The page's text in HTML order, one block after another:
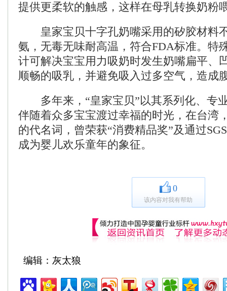
提供更柔软的触感，这样在母乳转换奶粉
皇家宝贝十字孔奶嘴采用的矽胶材料
氨，无毒无味耐高温，符合FDA标准。特
计可解决宝宝用力吸奶时发生奶嘴扁平、
顺畅的吸乳，并避免吸入过多空气，造成
多年来，“皇家宝贝”以其系列化、专
伴随着众多宝宝渡过幸福的时光，在台湾
的代名词，曾荣获“消费精品奖”及通过
成为婴儿欢乐童年的象征。
0
该内容对我有帮助
编辑：灰太狼